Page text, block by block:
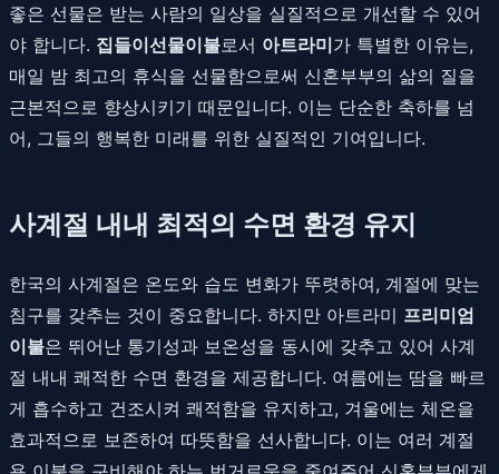
좋은 선물은 받는 사람의 일상을 실질적으로 개선할 수 있어
야 합니다. 집들이선물이불로서 아트라미가 특별한 이유는,
매일 밤 최고의 휴식을 선물함으로써 신혼부부의 삶의 질을
근본적으로 향상시키기 때문입니다. 이는 단순한 축하를 넘
어, 그들의 행복한 미래를 위한 실질적인 기여입니다.
사계절 내내 최적의 수면 환경 유지
한국의 사계절은 온도와 습도 변화가 뚜렷하여, 계절에 맞는
침구를 갖추는 것이 중요합니다. 하지만 아트라미 프리미엄
이불은 뛰어난 통기성과 보온성을 동시에 갖추고 있어 사계
절 내내 쾌적한 수면 환경을 제공합니다. 여름에는 땀을 빠르
게 흡수하고 건조시켜 쾌적함을 유지하고, 겨울에는 체온을
효과적으로 보존하여 따뜻함을 선사합니다. 이는 여러 계절